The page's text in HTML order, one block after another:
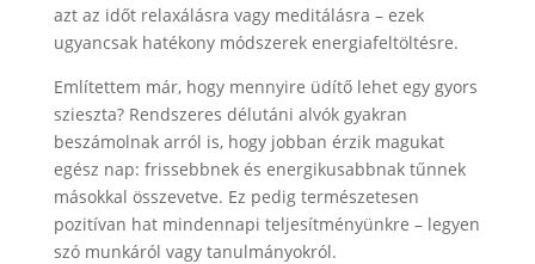
azt az időt relaxálásra vagy meditálásra – ezek
ugyancsak hatékony módszerek energiafeltöltésre.
Említettem már, hogy mennyire üdítő lehet egy gyors
szieszta? Rendszeres délutáni alvók gyakran
beszámolnak arról is, hogy jobban érzik magukat
egész nap: frissebbnek és energikusabbnak tűnnek
másokkal összevetve. Ez pedig természetesen
pozitívan hat mindennapi teljesítményünkre – legyen
szó munkáról vagy tanulmányokról.